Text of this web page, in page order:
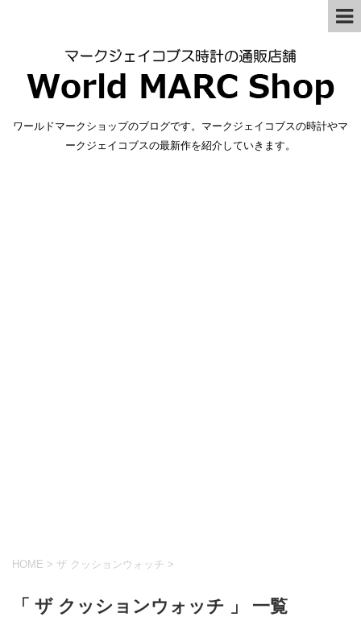
ワールドマークショップのブログです。マークジェイコブスの時計やマ
ークジェイコブスの最新作を紹介していきます。
HOME > ザ クッションウォッチ >
「 ザ クッションウォッチ 」 一覧